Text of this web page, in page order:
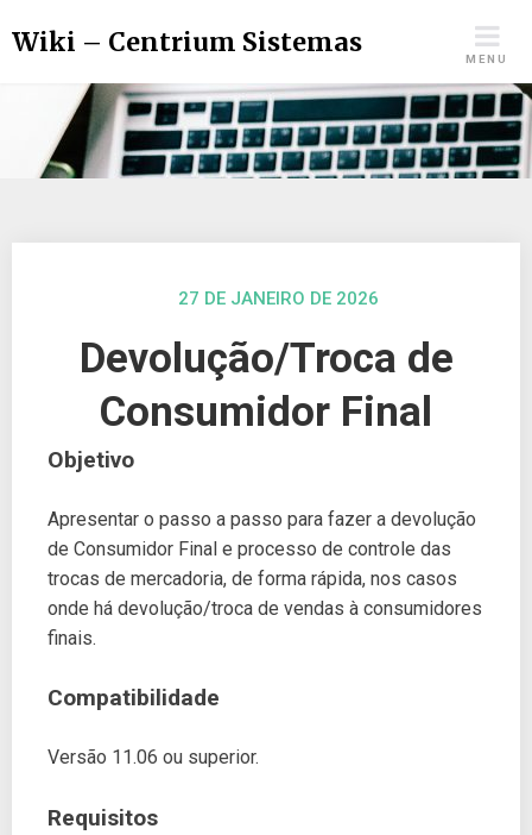
Wiki – Centrium Sistemas
MENU
27 DE JANEIRO DE 2026
Devolução/Troca de
Consumidor Final
Objetivo
Apresentar o passo a passo para fazer a devolução
de Consumidor Final e processo de controle das
trocas de mercadoria, de forma rápida, nos casos
onde há devolução/troca de vendas à consumidores
finais.
Compatibilidade
Versão 11.06 ou superior.
Requisitos